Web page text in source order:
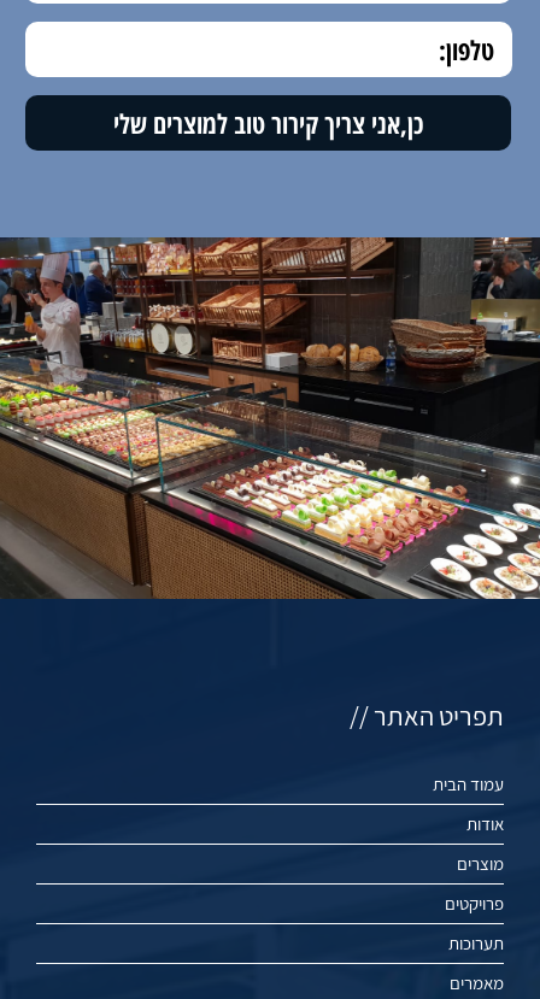
תפריט האתר //
עמוד הבית
אודות
מוצרים
פרויקטים
תערוכות
מאמרים